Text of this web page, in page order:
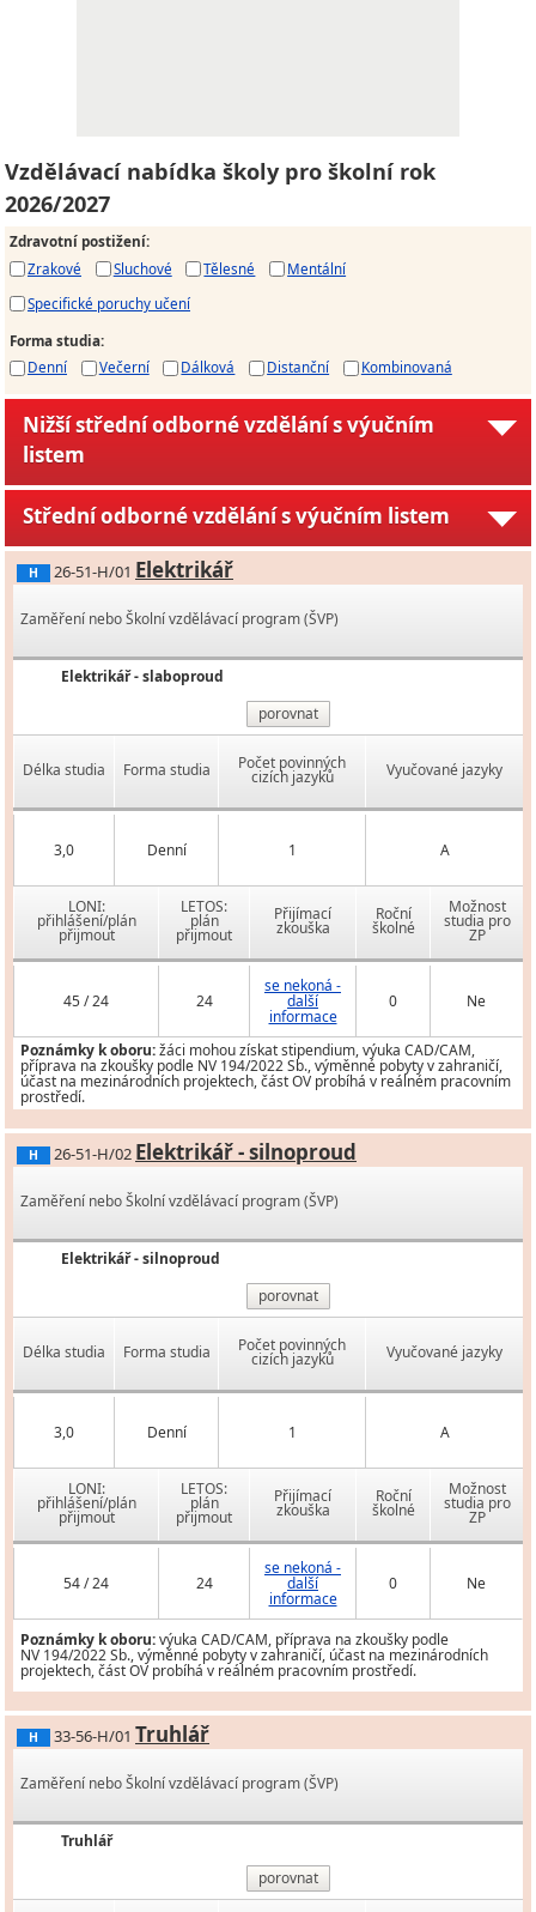
Vzdělávací nabídka školy pro školní rok
2026/2027
Zdravotní postižení:
Zrakové
Sluchové Tělesné
Mentální
Specifické poruchy učení
Forma studia:
Denní
Večerní Dálková Distanční Kombinovaná
Nižší střední odborné vzdělání s výučním
listem
Střední odborné vzdělání s výučním listem
H 26-51-H/01 Elektrikář
Zaměření nebo Školní vzdělávací program (ŠVP)
Elektrikář - slaboproud
porovnat
Délka studia Forma studia Počet povinných
cizích jazyků Vyučované jazyky
3,0 Denní 1 A
LONI:
přihlášení/plán
přijmout
LETOS:
plán
přijmout
Přijímací
zkouška
Roční
školné
Možnost
studia pro
ZP
45 / 24 24
se nekoná -
další
informace
0 Ne
Poznámky k oboru:žáci mohou získat stipendium, výuka CAD/CAM,
příprava na zkoušky podle NV 194/2022 Sb., výměnné pobyty v zahraničí,
účast na mezinárodních projektech, část OV probíhá v reálném pracovním
prostředí.
H 26-51-H/02 Elektrikář - silnoproud
Zaměření nebo Školní vzdělávací program (ŠVP)
Elektrikář - silnoproud
porovnat
Délka studia Forma studia Počet povinných
cizích jazyků Vyučované jazyky
3,0 Denní 1 A
LONI:
přihlášení/plán
přijmout
LETOS:
plán
přijmout
Přijímací
zkouška
Roční
školné
Možnost
studia pro
ZP
54 / 24 24
se nekoná -
další
informace
0 Ne
Poznámky k oboru:výuka CAD/CAM, příprava na zkoušky podle
NV 194/2022 Sb., výměnné pobyty v zahraničí, účast na mezinárodních
projektech, část OV probíhá v reálném pracovním prostředí.
H 33-56-H/01 Truhlář
Zaměření nebo Školní vzdělávací program (ŠVP)
Truhlář
porovnat